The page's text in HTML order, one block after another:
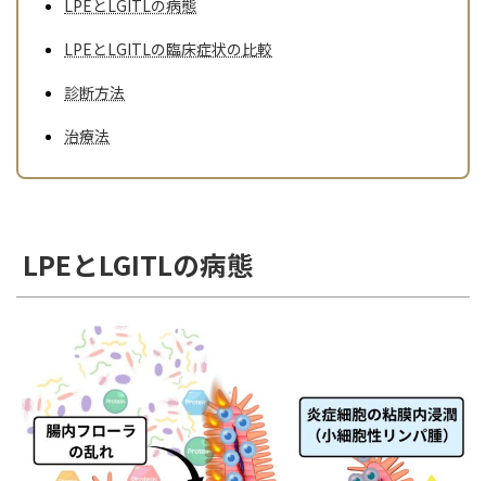
LPEとLGITLの病態
LPEとLGITLの臨床症状の比較
診断方法
治療法
LPEとLGITLの病態